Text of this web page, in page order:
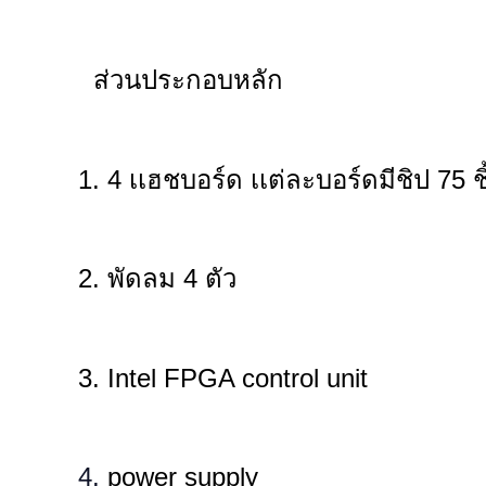
ส่วนประกอบหลัก
1. 4 เเฮชบอร์ด เเต่ละบอร์ดมีชิป 75
2. พัดลม 4 ตัว
3. Intel FPGA control unit
4. power supply